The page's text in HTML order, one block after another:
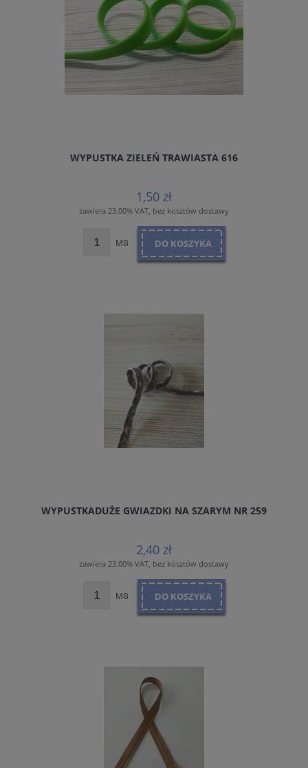
WYPUSTKA ZIELEŃ TRAWIASTA 616
1,50 zł
zawiera 23.00% VAT, bez kosztów dostawy
MB DO KOSZYKA
WYPUSTKADUŻE GWIAZDKI NA SZARYM NR 259
2,40 zł
zawiera 23.00% VAT, bez kosztów dostawy
MB DO KOSZYKA